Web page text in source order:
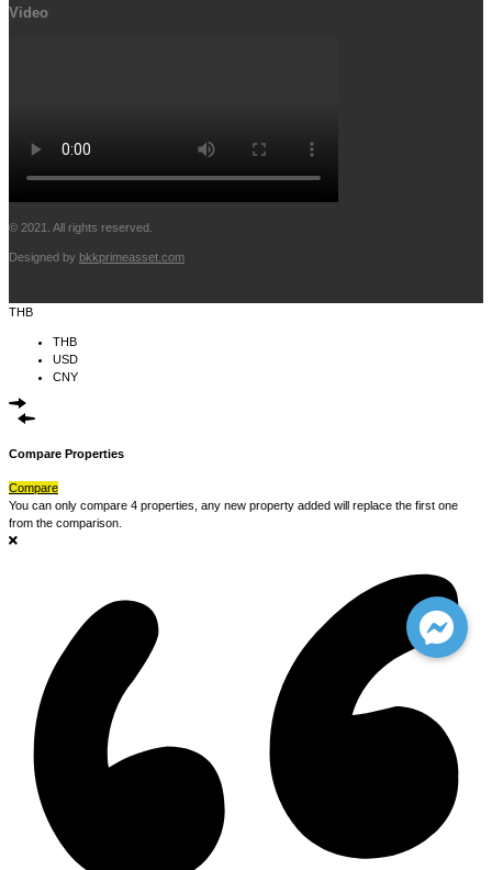
Video
© 2021. All rights reserved.
Designed by bkkprimeasset.com
THB
THB
USD
CNY
Compare Properties
Compare
You can only compare 4 properties, any new property added will replace the first one
from the comparison.